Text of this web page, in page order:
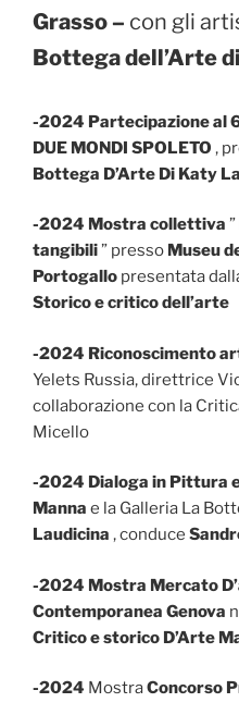
Grasso – con gli
Bottega dell’Arte
-2024 Partecipazione al
DUE MONDI SPOLETO ,
Bottega D’Arte Di Katy
-2024 Mostra collettiva ”
tangibili” presso Museu
Portogallo presentata
Storico e critico dell’arte
-2024 Riconoscimento
Yelets Russia, direttrice
collaborazione con la
Micello
-2024 Dialoga in Pittura
Manna e la Galleria La
Laudicina , conduce
-2024 Mostra Mercato
Contemporanea Genova
Critico e storico D’Arte
-2024 MostraConcorso